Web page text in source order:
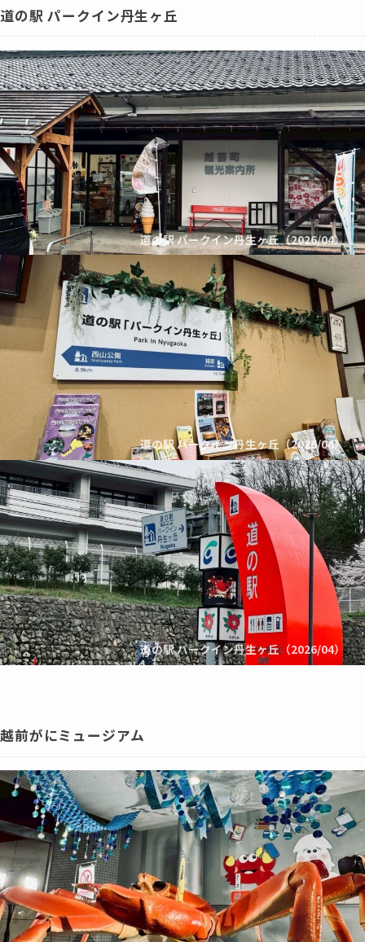
道の駅 パークイン丹生ヶ丘
道の駅 パークイン丹生ヶ丘（2026/04）
道の駅 パークイン丹生ヶ丘（2026/04）
道の駅 パークイン丹生ヶ丘（2026/04）
越前がにミュージアム